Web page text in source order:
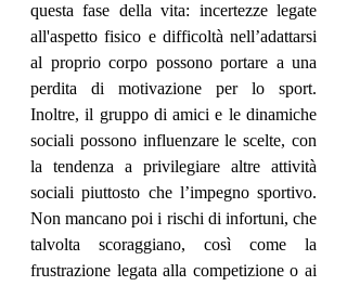
questa fase della vita: incertezze legate
all'aspetto fisico e difficoltà nell’adattarsi
al proprio corpo possono portare a una
perdita di motivazione per lo sport.
Inoltre, il gruppo di amici e le dinamiche
sociali possono influenzare le scelte, con
la tendenza a privilegiare altre attività
sociali piuttosto che l’impegno sportivo.
Non mancano poi i rischi di infortuni, che
talvolta scoraggiano, così come la
frustrazione legata alla competizione o ai